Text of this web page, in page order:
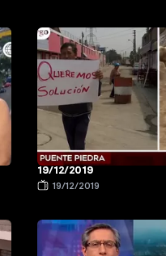
19/12/2019
19/12/2019